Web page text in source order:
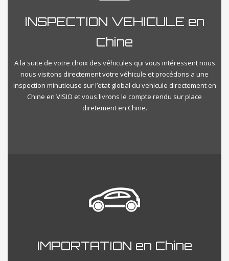
INSPECTION VEHICULE en
Chine
A la suite de votre choix des véhicules qui vous intéressent nous
nous visitons directement votre véhicule et procédons a une
inspection minutieuse sur l’etat global du vehicule directement en
Chine en VISIO et vous livrons le compte rendu sur place
diretement en Chine.
IMPORTATION en Chine